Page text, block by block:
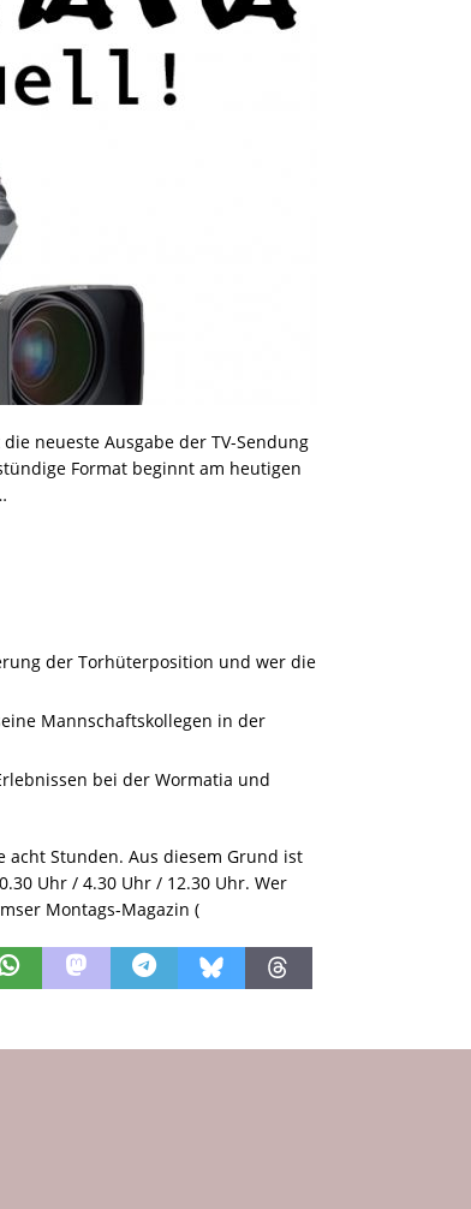
neueste Ausgabe der TV-Sendung
Format beginnt am heutigen
der Torhüterposition und wer die
Mannschaftskollegen in der
bei der Wormatia und
acht Stunden. Aus diesem Grund ist
Uhr / 4.30 Uhr / 12.30 Uhr. Wer
Montags-Magazin (